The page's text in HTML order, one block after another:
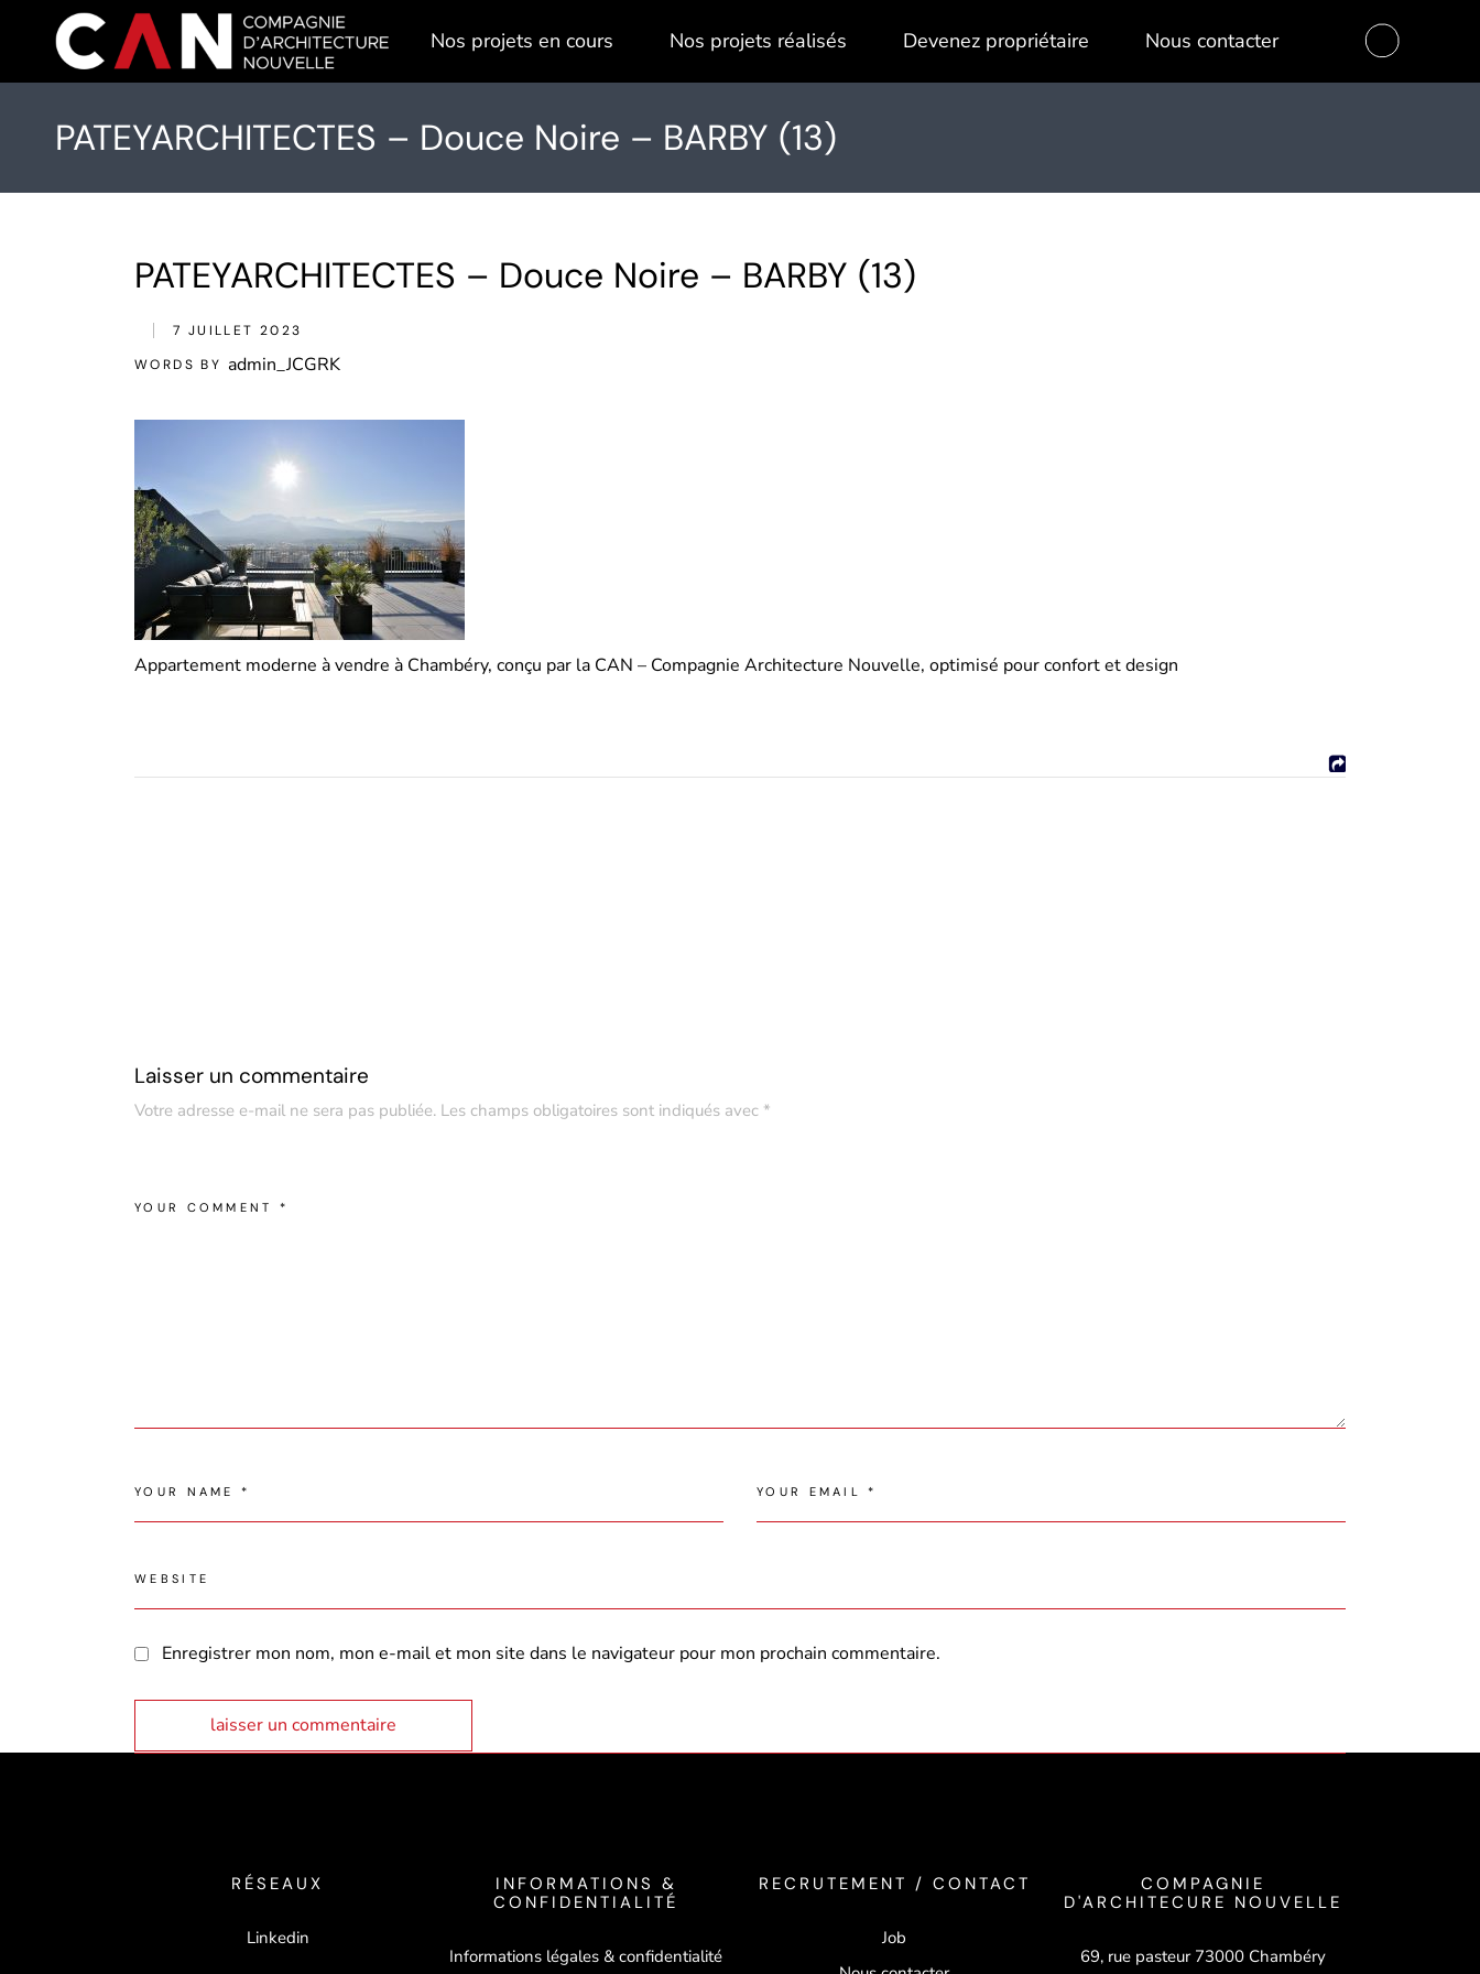
content
Nos projets en cours Nos projets réalisés Devenez propriétaire Nous contacter
PATEYARCHITECTES – Douce Noire – BARBY (13)
PATEYARCHITECTES – Douce Noire – BARBY (13)
7 JUILLET 2023
WORDS BY admin_JCGRK
Appartement moderne à vendre à Chambéry, conçu par la CAN – Compagnie Architecture Nouvelle, optimisé pour confort et design
Laisser un commentaire
Votre adresse e-mail ne sera pas publiée. Les champs obligatoires sont indiqués avec *
Enregistrer mon nom, mon e-mail et mon site dans le navigateur pour mon prochain commentaire.
laisser un commentaire
RÉSEAUX
Linkedin
INFORMATIONS &
CONFIDENTIALITÉ
Informations légales & confidentialité
RECRUTEMENT / CONTACT
Job
COMPAGNIE
D'ARCHITECURE NOUVELLE
69, rue pasteur 73000 Chambéry